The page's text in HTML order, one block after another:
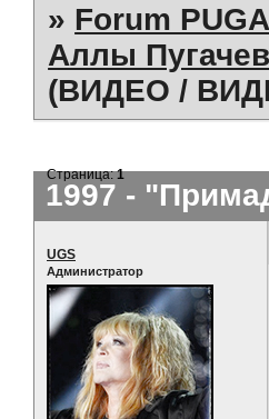
» Forum
Аллы
(ВИДЕО /
1997 -
Страница:1
UGS
Администратор